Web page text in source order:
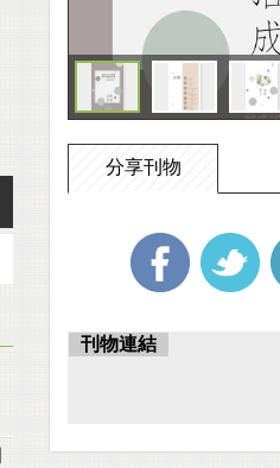
分享刊物
刊物連結